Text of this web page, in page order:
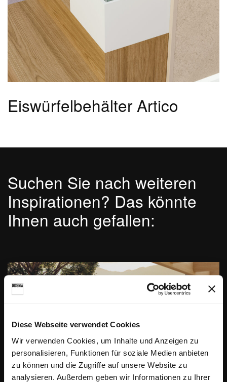
Diese Webseite verwendet Cookies
Wir verwenden Cookies, um Inhalte und Anzeigen zu
personalisieren, Funktionen für soziale Medien anbieten
zu können und die Zugriffe auf unsere Website zu
analysieren. Außerdem geben wir Informationen zu Ihrer
Eiswürfelbehälter Artico
Suchen Sie nach weiteren
Inspirationen? Das könnte
Ihnen auch gefallen: